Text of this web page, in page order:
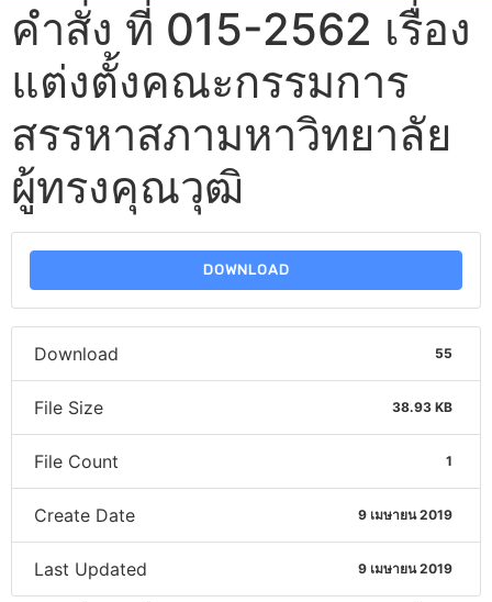
คำสั่ง ที่ 015-2562 เรื่อง
แต่งตั้งคณะกรรมการ
สรรหาสภามหาวิทยาลัย
ผู้ทรงคุณวุฒิ
DOWNLOAD
Download 55
File Size 38.93 KB
File Count 1
Create Date 9 เมษายน 2019
Last Updated 9 เมษายน 2019